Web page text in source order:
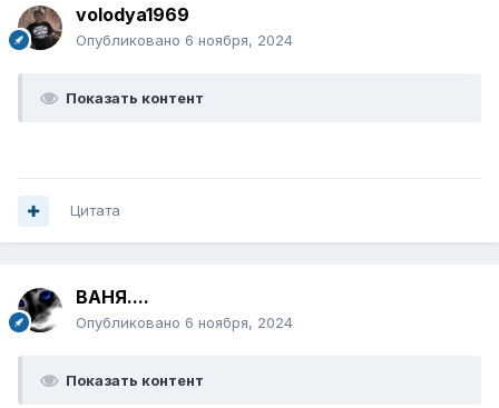
volodya1969
Опубликовано 6 ноября, 2024
Показать контент
Цитата
ВАНЯ....
Опубликовано 6 ноября, 2024
Показать контент